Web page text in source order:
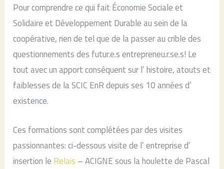
Pour comprendre ce qui fait Économie Sociale et
Solidaire et Développement Durable au sein de la
coopérative, rien de tel que de la passer au crible des
questionnements des futur.e.s entrepreneu.r.se.s! Le
tout avec un apport conséquent sur l’ histoire, atouts et
faiblesses de la SCIC EnR depuis ses 10 années d’
existence.
Ces formations sont complétées par des visites
passionnantes: ci-dessous visite de l’ entreprise d’
insertion le Relais – ACIGNE sous la houlette de Pascal